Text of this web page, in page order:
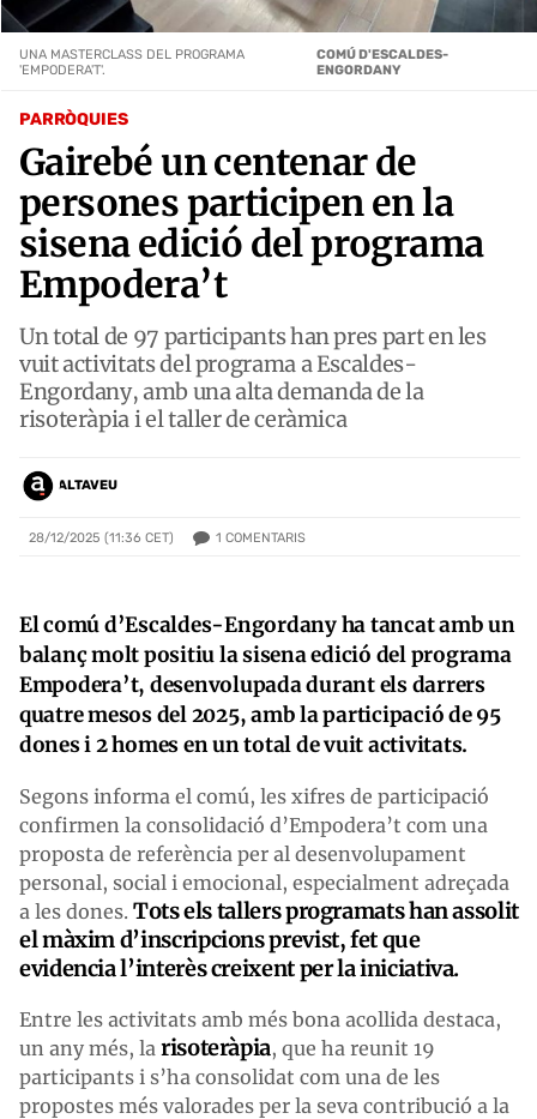
PARRÒQUIES
Gairebé un centenar de
persones participen en la
sisena edició del programa
Empodera’t
Un total de 97 participants han pres part en les
vuit activitats del programa a Escaldes-
Engordany, amb una alta demanda de la
risoteràpia i el taller de ceràmica
ALTAVEU
28/12/2025 (11:36 CET) 1 COMENTARIS
UNA MASTERCLASS DEL PROGRAMA
'EMPODERA'T'.
COMÚ D'ESCALDES-
ENGORDANY
El comú d’Escaldes-Engordany ha tancat amb un
balanç molt positiu la sisena edició del programa
Empodera’t, desenvolupada durant els darrers
quatre mesos del 2025, amb la participació de 95
dones i 2 homes en un total de vuit activitats.
Segons informa el comú, les xifres de participació
confirmen la consolidació d’Empodera’t com una
proposta de referència per al desenvolupament
personal, social i emocional, especialment adreçada
a les dones. Tots els tallers programats han assolit
el màxim d’inscripcions previst, fet que
evidencia l’interès creixent per la iniciativa.
Entre les activitats amb més bona acollida destaca,
un any més, la risoteràpia, que ha reunit 19
participants i s’ha consolidat com una de les
propostes més valorades per la seva contribució a la